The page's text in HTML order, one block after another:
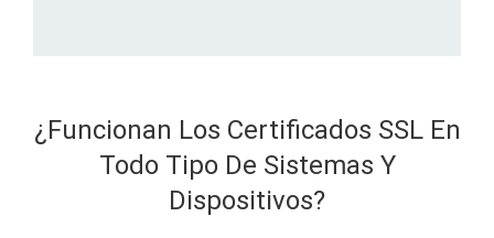
¿Funcionan Los Certificados SSL En
Todo Tipo De Sistemas Y
Dispositivos?